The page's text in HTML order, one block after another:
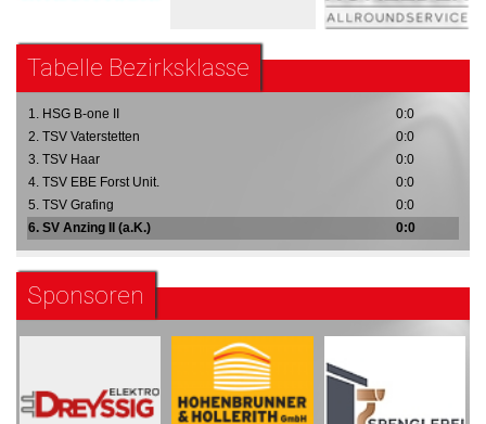
Tabelle Bezirksklasse
1. HSG B-one II
0:0
2. TSV Vaterstetten
0:0
3. TSV Haar
0:0
4. TSV EBE Forst Unit.
0:0
5. TSV Grafing
0:0
6. SV Anzing II (a.K.)
0:0
Sponsoren